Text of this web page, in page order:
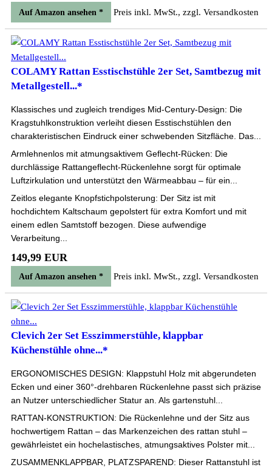
Auf Amazon ansehen * Preis inkl. MwSt., zzgl. Versandkosten
COLAMY Rattan Esstischstühle 2er Set, Samtbezug mit
Metallgestell...*
Klassisches und zugleich trendiges Mid-Century-Design: Die
Kragstuhlkonstruktion verleiht diesen Esstischstühlen den
charakteristischen Eindruck einer schwebenden Sitzfläche. Das...
Armlehnenlos mit atmungsaktivem Geflecht-Rücken: Die
durchlässige Rattangeflecht-Rückenlehne sorgt für optimale
Luftzirkulation und unterstützt den Wärmeabbau – für ein...
Zeitlos elegante Knopfstichpolsterung: Der Sitz ist mit
hochdichtem Kaltschaum gepolstert für extra Komfort und mit
einem edlen Samtstoff bezogen. Diese aufwendige
Verarbeitung...
149,99 EUR
Auf Amazon ansehen * Preis inkl. MwSt., zzgl. Versandkosten
Clevich 2er Set Esszimmerstühle, klappbar
Küchenstühle ohne...*
ERGONOMISCHES DESIGN: Klappstuhl Holz mit abgerundeten
Ecken und einer 360°-drehbaren Rückenlehne passt sich präzise
an Nutzer unterschiedlicher Statur an. Als gartenstuhl...
RATTAN-KONSTRUKTION: Die Rückenlehne und der Sitz aus
hochwertigem Rattan – das Markenzeichen des rattan stuhl –
gewährleistet ein hochelastisches, atmungsaktives Polster mit...
ZUSAMMENKLAPPBAR, PLATZSPAREND: Dieser Rattanstuhl ist